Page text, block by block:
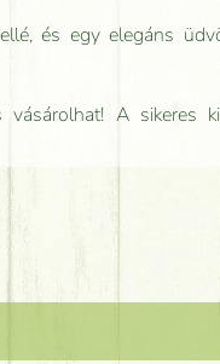
és egy elegáns
A sikeres